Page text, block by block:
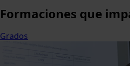
Formaciones que
Grados